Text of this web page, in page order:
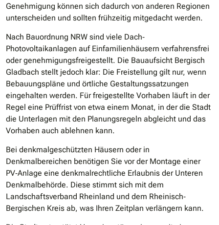
Genehmigung können sich dadurch von anderen Regionen
unterscheiden und sollten frühzeitig mitgedacht werden.
Nach Bauordnung NRW sind viele Dach‐
Photovoltaikanlagen auf Einfamilienhäusern verfahrensfrei
oder genehmigungsfreigestellt. Die Bauaufsicht Bergisch
Gladbach stellt jedoch klar: Die Freistellung gilt nur, wenn
Bebauungspläne und örtliche Gestaltungssatzungen
eingehalten werden. Für freigestellte Vorhaben läuft in der
Regel eine Prüffrist von etwa einem Monat, in der die Stadt
die Unterlagen mit den Planungsregeln abgleicht und das
Vorhaben auch ablehnen kann.
Bei denkmalgeschützten Häusern oder in
Denkmalbereichen benötigen Sie vor der Montage einer
PV‐Anlage eine denkmalrechtliche Erlaubnis der Unteren
Denkmalbehörde. Diese stimmt sich mit dem
Landschaftsverband Rheinland und dem Rheinisch‐
Bergischen Kreis ab, was Ihren Zeitplan verlängern kann.